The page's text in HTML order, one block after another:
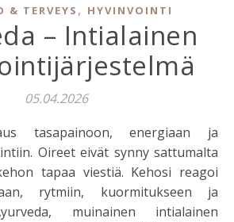
& TERVEYS , HYVINVOINTI
– Intialainen
05.04.2026
Oireet eivät synny sattumalta
tapaa viestiä. Kehosi reagoi
rytmiin, kuormitukseen ja
muinainen intialainen